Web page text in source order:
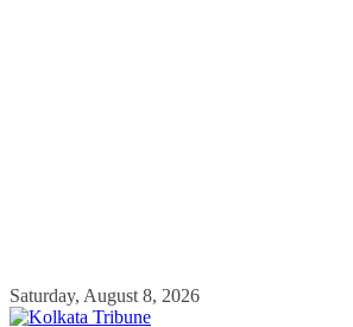
Skip
to
Saturday, August 8, 2026